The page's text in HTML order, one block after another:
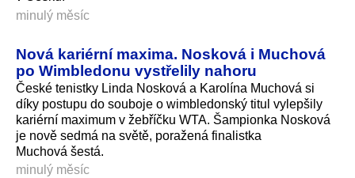
minulý měsíc
Nová kariérní maxima. Nosková i Muchová
po Wimbledonu vystřelily nahoru
České tenistky Linda Nosková a Karolína Muchová si
díky postupu do souboje o wimbledonský titul vylepšily
kariérní maximum v žebříčku WTA. Šampionka Nosková
je nově sedmá na světě, poražená finalistka
Muchová šestá.
minulý měsíc